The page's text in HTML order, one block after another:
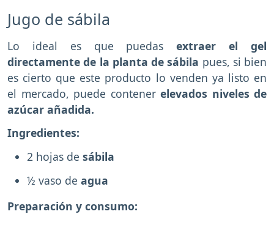
Jugo de sábila
Lo ideal es que puedasextraer el gel
directamente de la planta de sábila pues, si bien
es cierto que este producto lo venden ya listo en
el mercado, puede contener elevados niveles de
azúcar añadida.
Ingredientes:
2 hojas de sábila
½ vaso de agua
Preparación y consumo: